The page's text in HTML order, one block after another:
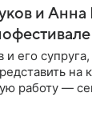
и
и его
на
работу —